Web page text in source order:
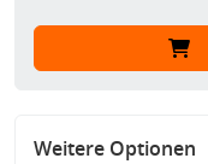
Weitere Optionen